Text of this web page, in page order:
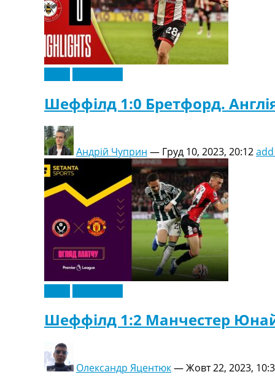
Шеффілд 1:0 Бретфорд.
Андрій Чуприн — Груд 10, 2023, 20:12
Шеффілд 1:2 Манчестер
Олександр Яцентюк—Жовт 22, 2023,